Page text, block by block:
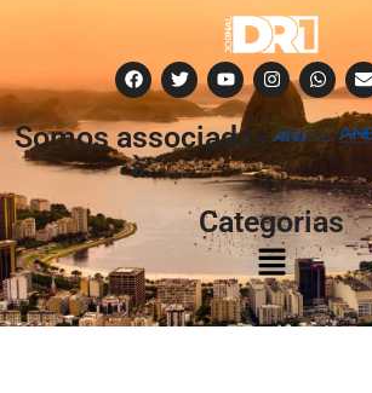
Somos associados
à:
Categorias